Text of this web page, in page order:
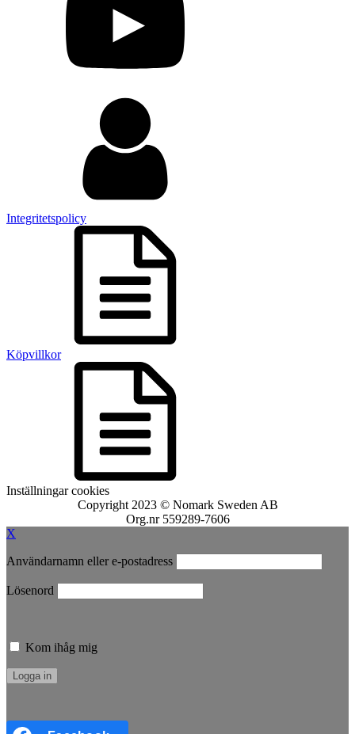
Integritetspolicy
Köpvillkor
Inställningar cookies
Copyright 2023 © Nomark Sweden AB
Org.nr 559289-7606
X
Användarnamn eller e-postadress
Lösenord
Kom ihåg mig